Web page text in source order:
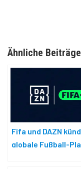
Ähnliche
Fifa und DAZN
globale Fußball-